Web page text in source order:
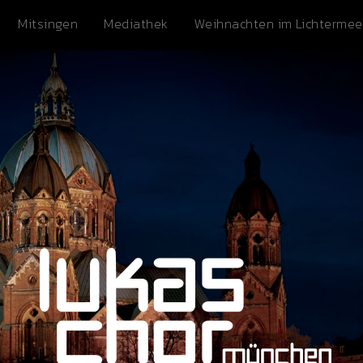
Mitsingen Mediathek Weihnachten im